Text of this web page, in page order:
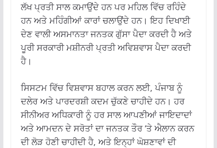
ਲੱਖ ਪ੍ਰਤੀ ਸਾਲ ਕਮਾਉਂਦੇ ਹਨ ਪਰ ਮਹਿਲ ਵਿੱਚ ਰਹਿੰਦੇ
ਹਨ ਅਤੇ ਮਹਿੰਗੀਆਂ ਕਾਰਾਂ ਚਲਾਉਂਦੇ ਹਨ। ਇਹ ਦਿਖਾਈ
ਦੇਣ ਵਾਲੀ ਅਸਮਾਨਤਾ ਜਨਤਕ ਗੁੱਸਾ ਪੈਦਾ ਕਰਦੀ ਹੈ ਅਤੇ
ਪੂਰੀ ਸਰਕਾਰੀ ਮਸ਼ੀਨਰੀ ਪ੍ਰਤੀ ਅਵਿਸ਼ਵਾਸ ਪੈਦਾ ਕਰਦੀ
ਹੈ।
ਸਿਸਟਮ ਵਿੱਚ ਵਿਸ਼ਵਾਸ ਬਹਾਲ ਕਰਨ ਲਈ, ਪੰਜਾਬ ਨੂੰ
ਦਲੇਰ ਅਤੇ ਪਾਰਦਰਸ਼ੀ ਕਦਮ ਚੁੱਕਣੇ ਚਾਹੀਦੇ ਹਨ। ਹਰ
ਸੀਨੀਅਰ ਅਧਿਕਾਰੀ ਨੂੰ ਹਰ ਸਾਲ ਆਪਣੀਆਂ ਜਾਇਦਾਦਾਂ
ਅਤੇ ਆਮਦਨ ਦੇ ਸਰੋਤਾਂ ਦਾ ਜਨਤਕ ਤੌਰ ‘ਤੇ ਐਲਾਨ ਕਰਨ
ਦੀ ਲੋੜ ਹੋਣੀ ਚਾਹੀਦੀ ਹੈ, ਅਤੇ ਇਨ੍ਹਾਂ ਘੋਸ਼ਣਾਵਾਂ ਦੀ